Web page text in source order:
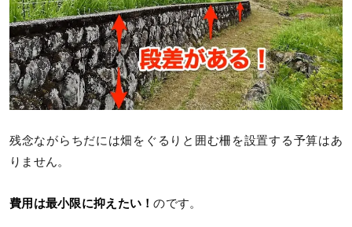
残念ながらちだには畑をぐるりと囲む柵を設置する予算はあ
りません。
費用は最小限に抑えたい！のです。